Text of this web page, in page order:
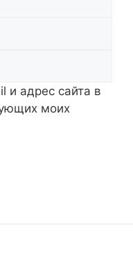
и адрес сайта в
моих